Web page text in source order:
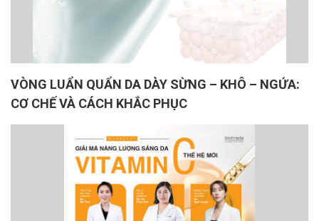
VÒNG LUẨN QUẨN DA DÀY SỪNG – KHÔ – NGỨA:
CƠ CHẾ VÀ CÁCH KHẮC PHỤC